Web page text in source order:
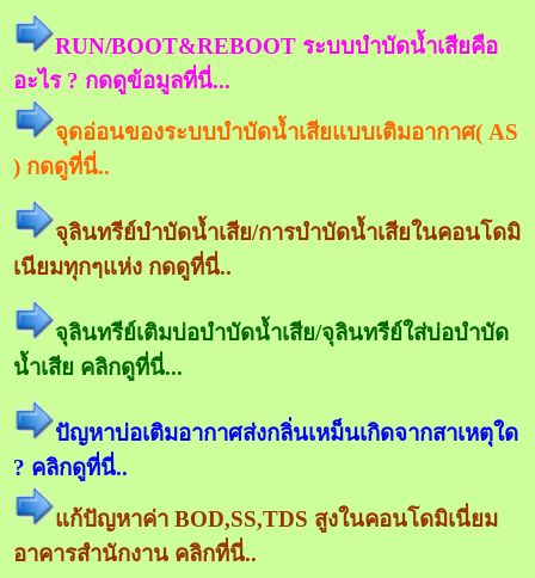
RUN/BOOT&REBOOT ระบบบำบัดน้ำเสียคือ
อะไร ? กดดูข้อมูลที่นี่...
จุดอ่อนของระบบบำบัดน้ำเสียแบบเติมอากาศ( AS
) กดดูที่นี่..
จุลินทรีย์บำบัดน้ำเสีย/การบำบัดน้ำเสียในคอนโดมิ
เนียมทุกๆแห่ง กดดูที่นี่..
จุลินทรีย์เติมบ่อบำบัดน้ำเสีย/จุลินทรีย์ใส่บ่อบำบัด
น้ำเสีย คลิกดูที่นี่...
ปัญหาบ่อเติมอากาศส่งกลิ่นเหม็นเกิดจากสาเหตุใด
? คลิกดูที่นี่..
แก้ปัญหาค่า BOD,SS,TDS สูงในคอนโดมิเนี่ยม
อาคารสำนักงาน คลิกที่นี่..